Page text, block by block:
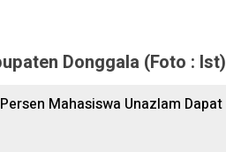
Donggala (Foto : Ist)
Mahasiswa Unazlam Dapat